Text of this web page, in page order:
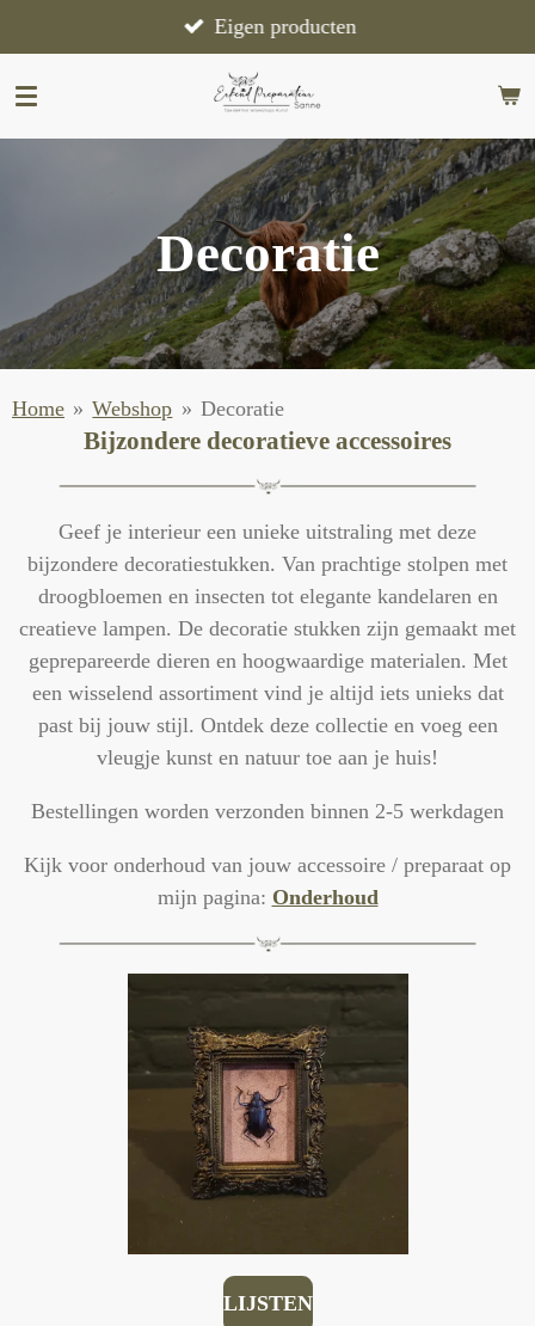
direct
naar
Eigen producten
Decoratie
Home » Webshop » Decoratie
Bijzondere decoratieve accessoires
Geef je interieur een unieke uitstraling met deze
bijzondere decoratiestukken. Van prachtige stolpen met
droogbloemen en insecten tot elegante kandelaren en
creatieve lampen. De decoratie stukken zijn gemaakt met
geprepareerde dieren en hoogwaardige materialen. Met
een wisselend assortiment vind je altijd iets unieks dat
past bij jouw stijl. Ontdek deze collectie en voeg een
vleugje kunst en natuur toe aan je huis!
Bestellingen worden verzonden binnen 2-5 werkdagen
Kijk voor onderhoud van jouw accessoire / preparaat op
mijn pagina: Onderhoud
LIJSTEN